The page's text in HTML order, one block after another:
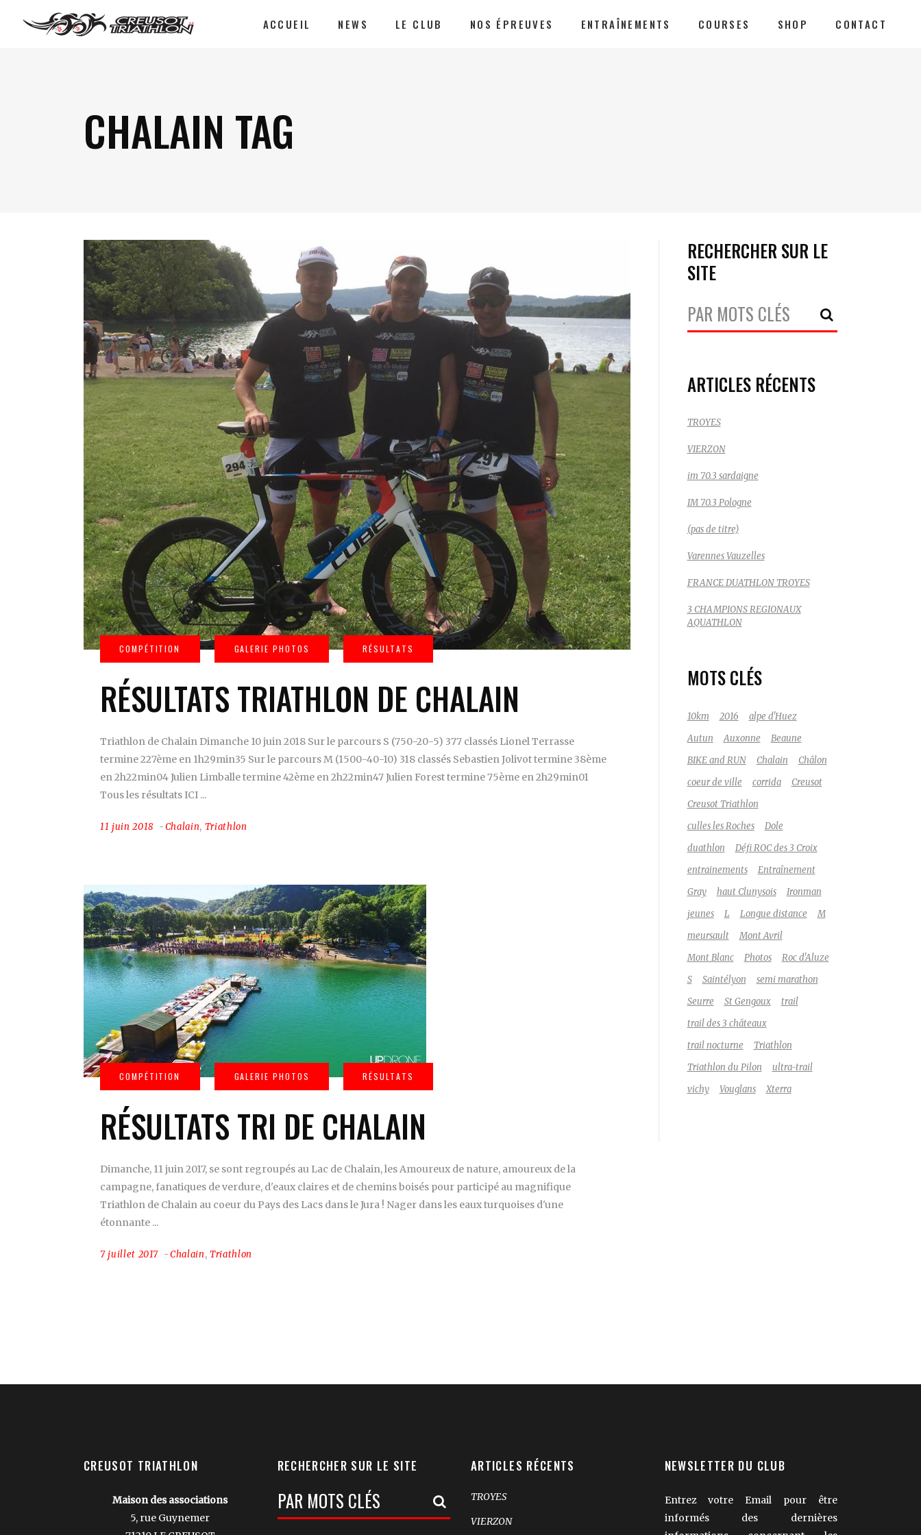
ACCUEIL NEWS LE CLUB NOS ÉPREUVES ENTRAÎNEMENTS COURSES SHOP CONTACT
CHALAIN TAG
RÉSULTATS TRIATHLON DE CHALAIN
Triathlon de Chalain Dimanche 10 juin 2018 Sur le parcours S (750-20-5) 377 classés Lionel Terrasse
termine 227ème en 1h29min35 Sur le parcours M (1500-40-10) 318 classés Sebastien Jolivot termine 38ème
en 2h22min04 Julien Limballe termine 42ème en 2h22min47 Julien Forest termine 75ème en 2h29min01
Tous les résultats ICI
11 juin 2018 Chalain, Triathlon
RÉSULTATS TRI DE CHALAIN
Dimanche, 11 juin 2017, se sont regroupés au Lac de Chalain, les Amoureux de nature, amoureux de la
campagne, fanatiques de verdure, d'eaux claires et de chemins boisés pour participé au magnifique
Triathlon de Chalain au coeur du Pays des Lacs dans le Jura ! Nager dans les eaux turquoises d'une
étonnante
7 juillet 2017 Chalain, Triathlon
RECHERCHER SUR LE
SITE
Votre
Recherche:
ARTICLES RÉCENTS
TROYES
VIERZON
im 70.3 sardaigne
IM 70.3 Pologne
(pas de titre)
Varennes Vauzelles
FRANCE DUATHLON TROYES
3 CHAMPIONS REGIONAUX
AQUATHLON
MOTS CLÉS
10km 2016
alpe d'Huez
Autun
Auxonne
Beaune
BIKE and RUN
Chalain
Châlon
coeur de ville
corrida
Creusot
Creusot Triathlon
culles les Roches
Dole
duathlon
Défi ROC des 3 Croix
entrainements
Entraînement
Gray
haut Clunysois
Ironman
jeunes
L Longue distance
M
meursault
Mont Avril
Mont Blanc
Photos
Roc d'Aluze
S
Saintélyon
semi marathon
Seurre
St Gengoux
trail
trail des 3 châteaux
trail nocturne
Triathlon
Triathlon du Pilon
ultra-trail
vichy
Vouglans Xterra
CREUSOT TRIATHLON
Maison des associations
5, rue Guynemer
RECHERCHER SUR LE SITE
Votre
Recherche:
ARTICLES RÉCENTS
TROYES
VIERZON
NEWSLETTER DU CLUB
Entrez votre Email pour être
informés des dernières